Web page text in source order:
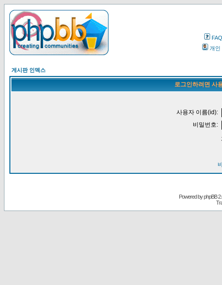
FAQ
개인
게시판 인덱스
로그인하려면 사
사용자 이름(id):
비밀번호:
Powered byphpBB